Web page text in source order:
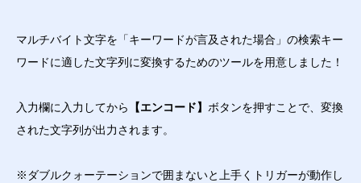
マルチバイト文字を「キーワードが言及された場合」の検索キー
ワードに適した文字列に変換するためのツールを用意しました！
入力欄に入力してから 【エンコード】 ボタンを押すことで、変換
された文字列が出力されます。
※ダブルクォーテーションで囲まないと上手くトリガーが動作し